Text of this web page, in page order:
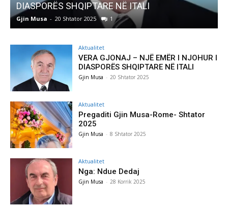
NË ITALI
1
Pregaditi Gjin Musa-
Gjin Musa
Aktualitet
VERA GJONAJ – NJË EMËR I NJOHUR I
DIASPORËS SHQIPTARE NË ITALI
Gjin Musa - 20 Shtator 2025
Aktualitet
Pregaditi Gjin Musa-Rome- Shtator
2025
Gjin Musa - 8 Shtator 2025
Aktualitet
Nga: Ndue Dedaj
Gjin Musa - 28 Korrik 2025